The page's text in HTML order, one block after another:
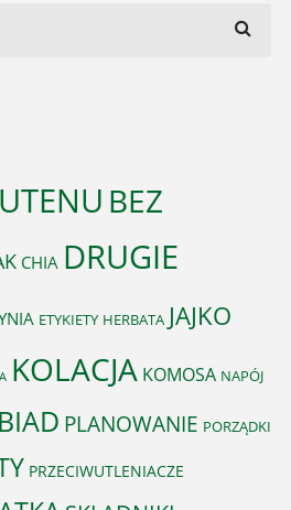
BEZ
CHIA DRUGIE
ETYKIETY HERBATA JAJKO
KOLACJA KOMOSA NAPÓJ
PLANOWANIE PORZĄDKI
PRZECIWUTLENIACZE